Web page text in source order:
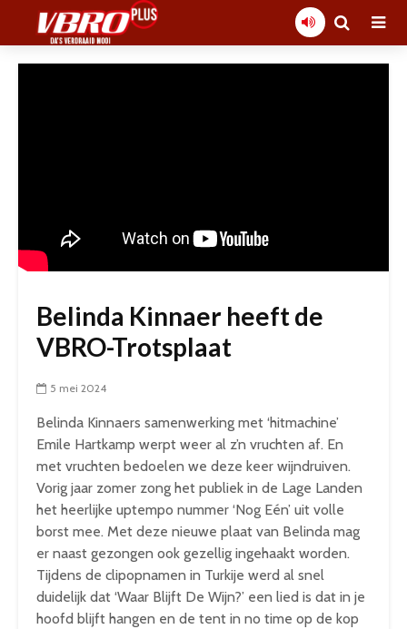
Belinda Kinnaer heeft de
VBRO-Trotsplaat
5 mei 2024
Belinda Kinnaers samenwerking met ‘hitmachine’
Emile Hartkamp werpt weer al z’n vruchten af. En
met vruchten bedoelen we deze keer wijndruiven.
Vorig jaar zomer zong het publiek in de Lage Landen
het heerlijke uptempo nummer ‘Nog Eén’ uit volle
borst mee. Met deze nieuwe plaat van Belinda mag
er naast gezongen ook gezellig ingehaakt worden.
Tijdens de clipopnamen in Turkije werd al snel
duidelijk dat ‘Waar Blijft De Wijn?’ een lied is dat in je
hoofd blijft hangen en de tent in no time op de kop